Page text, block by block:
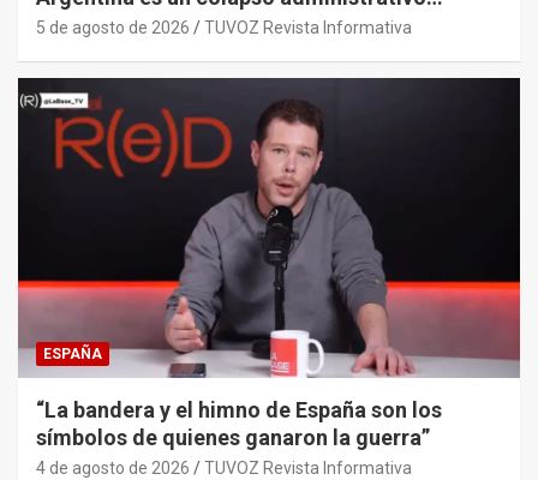
histórico y sistémico provocado por el PP y
5 de agosto de 2026 TUVOZ Revista Informativa
ESPAÑA
“La bandera y el himno de España son los
símbolos de quienes ganaron la guerra”
4 de agosto de 2026 TUVOZ Revista Informativa